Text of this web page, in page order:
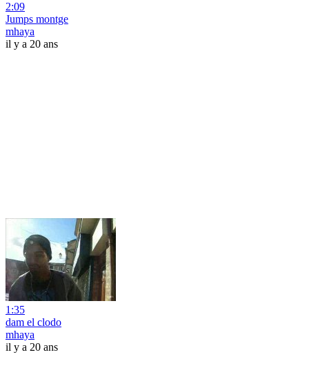
2:09
Jumps montge
mhaya
il y a 20 ans
1:35
dam el clodo
mhaya
il y a 20 ans